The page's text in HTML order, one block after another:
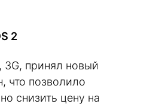
2
3G, принял новый
что позволило
снизить цену на